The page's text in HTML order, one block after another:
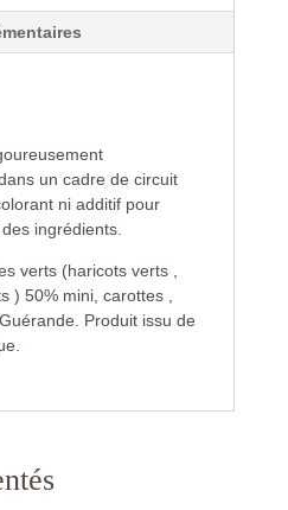
un cadre de circuit
ni additif pour
ingrédients.
verts (haricots verts ,
) 50% mini, carottes ,
Produit issu de